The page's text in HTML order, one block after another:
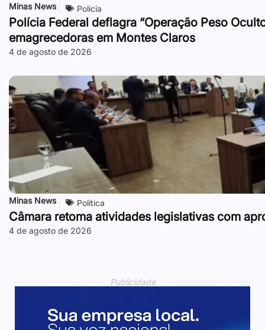
Minas News Polícia
Polícia Federal deflagra “Operação Peso
emagrecedoras em Montes Claros
4 de agosto de 2026
Minas News Política
Câmara retoma atividades legislativas com
4 de agosto de 2026
Publicidade
Publicidade
Publicidade
Publicidade